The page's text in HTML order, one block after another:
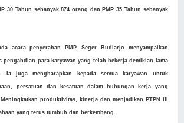
30 Tahun sebanyak 874 orang dan PMP 35 Tahun sebanyak
acara penyerahan PMP, Seger Budiarjo menyampaikan
pengabdian para karyawan yang telah bekerja demikian lama
Ia juga mengharapkan kepada semua karyawan untuk
persatuan dan kesatuan dalam hubungan kerja yang
produktivitas, kinerja dan menjadikan PTPN III
yang terus tumbuh dan berkembang.